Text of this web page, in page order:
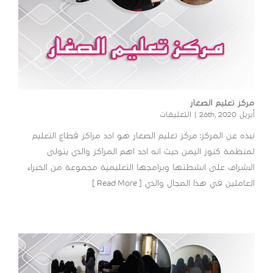
مركز تعليم الصغار
أبريل 26th, 2020 | التعليقاتعلى
تعليم
الصغار
مغلقة
نبذه عن المركز: مركز تعليم الصغار هو احد مراكز قطاع التعليم
لمنظمة كنوز اليمن حيث انه احد اهم المراكز والذي يتولى
الاشراف على انشطتها وبرامجها التعليمية مجموعة من الخبراء
العاملين في هذا المجال والذي [ Read More ]